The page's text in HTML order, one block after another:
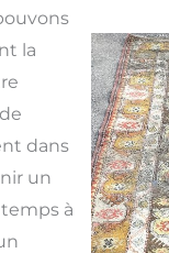
la
dans
un
à